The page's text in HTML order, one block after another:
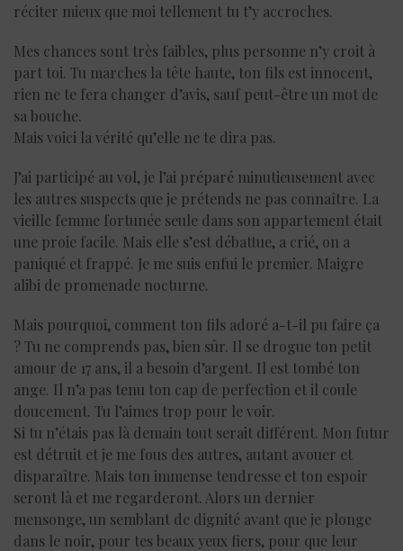
réciter mieux que moi tellement tu t’y accroches.
Mes chances sont très faibles, plus personne n’y croit à
part toi. Tu marches la tête haute, ton fils est innocent,
rien ne te fera changer d’avis, sauf peut-être un mot de
sa bouche.
Mais voici la vérité qu’elle ne te dira pas.
J’ai participé au vol, je l’ai préparé minutieusement avec
les autres suspects que je prétends ne pas connaître. La
vieille femme fortunée seule dans son appartement était
une proie facile. Mais elle s’est débattue, a crié, on a
paniqué et frappé. Je me suis enfui le premier. Maigre
alibi de promenade nocturne.
Mais pourquoi, comment ton fils adoré a-t-il pu faire ça
? Tu ne comprends pas, bien sûr. Il se drogue ton petit
amour de 17 ans, il a besoin d’argent. Il est tombé ton
ange. Il n’a pas tenu ton cap de perfection et il coule
doucement. Tu l’aimes trop pour le voir.
Si tu n’étais pas là demain tout serait différent. Mon futur
est détruit et je me fous des autres, autant avouer et
disparaître. Mais ton immense tendresse et ton espoir
seront là et me regarderont. Alors un dernier
mensonge, un semblant de dignité avant que je plonge
dans le noir, pour tes beaux yeux fiers, pour que leur